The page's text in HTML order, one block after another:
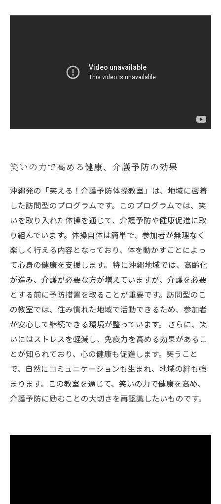
笑いの力で高める健康、介護予防の効果
沖縄発の「笑える！介護予防体操教室」は、地域に密着
した訪問型のプログラムです。このプログラムでは、笑
いを取り入れた体操を通じて、介護予防や健康促進に取
り組んでいます。体操自体は簡単で、参加者が無理なく
楽しく行える内容となっており、体を動かすことによっ
て心身の健康を支援します。 特に沖縄地域では、高齢化
が進み、介護が必要な方が増えていますが、介護を必要
とする前に予防措置を取ることが重要です。訪問型のこ
の教室では、住み慣れた地域で活動できるため、参加者
が安心して継続できる環境が整っています。 さらに、笑
いにはストレスを軽減し、免疫力を高める効果があるこ
とが知られており、心の健康も促進します。笑うこと
で、自然にコミュニケーションも生まれ、地域の絆も強
まります。この教室を通じて、笑いの力で健康を高め、
介護予防に励むことの大切さを再認識したいものです。